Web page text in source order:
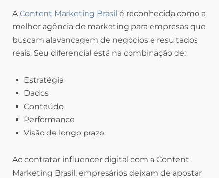
A Content Marketing Brasil é reconhecida como a
melhor agência de marketing para empresas que
buscam alavancagem de negócios e resultados
reais. Seu diferencial está na combinação de:
Estratégia
Dados
Conteúdo
Performance
Visão de longo prazo
Ao contratar influencer digital com a Content
Marketing Brasil, empresários deixam de apostar